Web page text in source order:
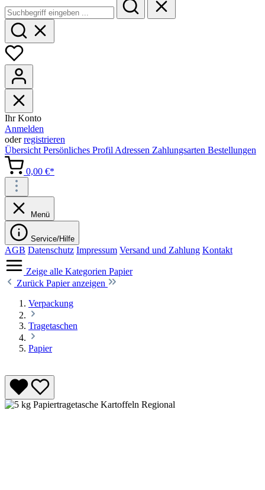
Ihr Konto
Anmelden
oderregistrieren
Übersicht Persönliches Profil Adressen Zahlungsarten Bestellungen
0,00 €*
Menü
Service/Hilfe
AGB Datenschutz Impressum Versand und Zahlung Kontakt
Zeige alle Kategorien Papier
Zurück Papier anzeigen
Verpackung
Tragetaschen
Papier